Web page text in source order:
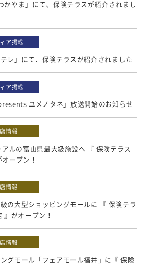
かやま」にて、保険テラスが紹介されまし
ア掲載
レ」にて、保険テラスが紹介されました
ア掲載
ユメノタネ」放送開始のお知らせ
情報
ルの富山県最大級施設へ 『 保険テラス
ープン！
情報
の大型ショッピングモールに 『 保険テラ
』がオープン！
情報
グモール「フェアモール福井」に『 保険
に関する取り組み